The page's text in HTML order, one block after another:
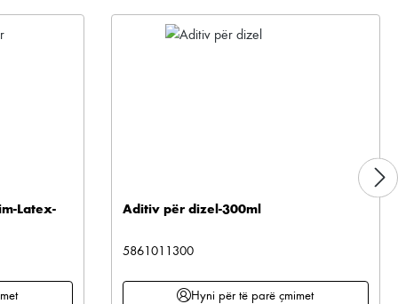
Latex-
Aditiv për dizel-300ml
5861011300
Hyni për të parë çmimet